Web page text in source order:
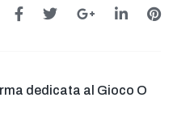
dedicata al Gioco O